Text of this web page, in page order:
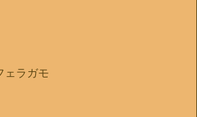
ェラガモ